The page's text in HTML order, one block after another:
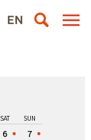
SAT SUN
6
7